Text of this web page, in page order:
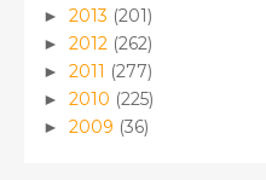
► 2013 (201)
► 2012 (262)
► 2011 (277)
► 2010 (225)
► 2009 (36)